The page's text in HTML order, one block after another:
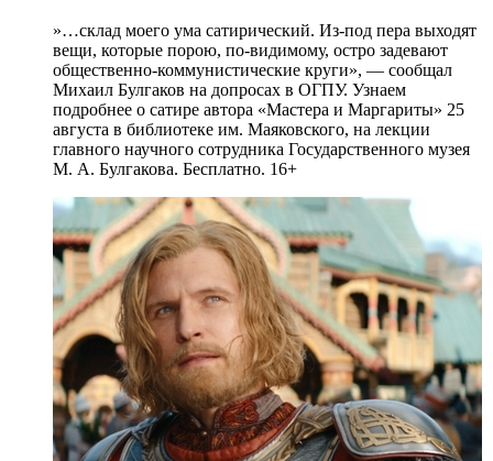
»…склад моего ума сатирический. Из-под пера выходят
вещи, которые порою, по-видимому, остро задевают
общественно-коммунистические круги», — сообщал
Михаил Булгаков на допросах в ОГПУ. Узнаем
подробнее о сатире автора «Мастера и Маргариты» 25
августа в библиотеке им. Маяковского, на лекции
главного научного сотрудника Государственного музея
М. А. Булгакова. Бесплатно. 16+